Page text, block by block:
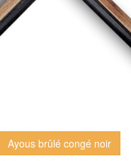
Ayous brûlé congé noir